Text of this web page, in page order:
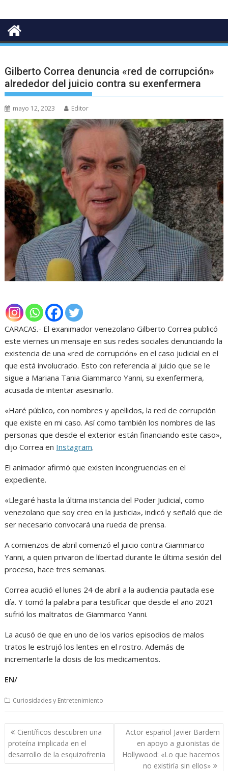
Gilberto Correa denuncia «red de corrupción»
alrededor del juicio contra su exenfermera
mayo 12, 2023 Editor
CARACAS.- El exanimador venezolano Gilberto Correa publicó
este viernes un mensaje en sus redes sociales denunciando la
existencia de una «red de corrupción» en el caso judicial en el
que está involucrado. Esto con referencia al juicio que se le
sigue a Mariana Tania Giammarco Yanni, su exenfermera,
acusada de intentar asesinarlo.
«Haré público, con nombres y apellidos, la red de corrupción
que existe en mi caso. Así como también los nombres de las
personas que desde el exterior están financiando este caso»,
dijo Correa en Instagram.
El animador afirmó que existen incongruencias en el
expediente.
«Llegaré hasta la última instancia del Poder Judicial, como
venezolano que soy creo en la justicia», indicó y señaló que de
ser necesario convocará una rueda de prensa.
A comienzos de abril comenzó el juicio contra Giammarco
Yanni, a quien privaron de libertad durante le última sesión del
proceso, hace tres semanas.
Correa acudió el lunes 24 de abril a la audiencia pautada ese
día. Y tomó la palabra para testificar que desde el año 2021
sufrió los maltratos de Giammarco Yanni.
La acusó de que en uno de los varios episodios de malos
tratos le estrujó los lentes en el rostro. Además de
incrementarle la dosis de los medicamentos.
EN/
Curiosidades y Entretenimiento
Navegación
de
entradas
Científicos descubren una
proteína implicada en el
desarrollo de la esquizofrenia
Actor español Javier Bardem
en apoyo a guionistas de
Hollywood: «Lo que hacemos
no existiría sin ellos»